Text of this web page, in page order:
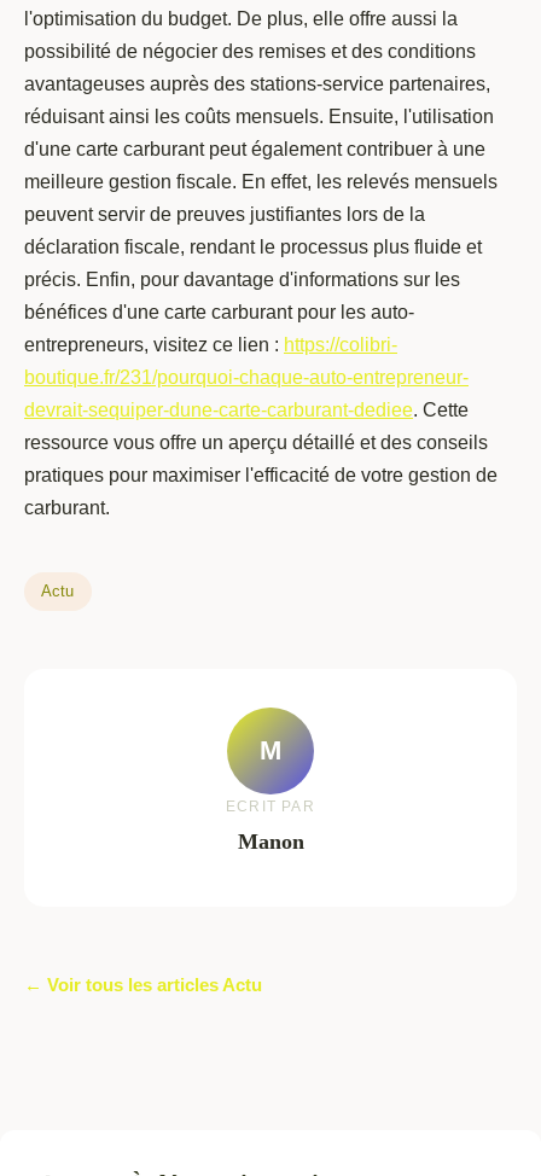
l'optimisation du budget. De plus, elle offre aussi la
possibilité de négocier des remises et des conditions
avantageuses auprès des stations-service partenaires,
réduisant ainsi les coûts mensuels. Ensuite, l'utilisation
d'une carte carburant peut également contribuer à une
meilleure gestion fiscale. En effet, les relevés mensuels
peuvent servir de preuves justifiantes lors de la
déclaration fiscale, rendant le processus plus fluide et
précis. Enfin, pour davantage d'informations sur les
bénéfices d'une carte carburant pour les auto-
entrepreneurs, visitez ce lien : https://colibri-
boutique.fr/231/pourquoi-chaque-auto-entrepreneur-
devrait-sequiper-dune-carte-carburant-dediee. Cette
ressource vous offre un aperçu détaillé et des conseils
pratiques pour maximiser l'efficacité de votre gestion de
carburant.
Actu
M
ECRIT PAR
Manon
← Voir tous les articles Actu